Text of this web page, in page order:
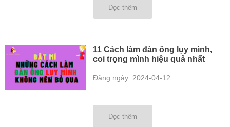
cách sống hiện đại. Tuy nhiên, khi gặp
sự cố kỹ thuật hoặc hỏng hóc, việc tìm
Đọc thêm
11 Cách làm đàn ông lụy mình,
coi trọng mình hiệu quả nhất
Đăng ngày: 2024-04-12
Đọc thêm